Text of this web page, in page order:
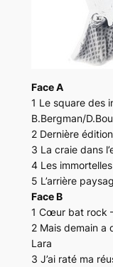
Face A
1 Le square des
B.Bergman/
2 Dernière
3 La craie dans
4 Les
5 L’arrière
Face B
1 Cœur bat rock
2 Mais demain a
Lara
3 J’ai raté ma